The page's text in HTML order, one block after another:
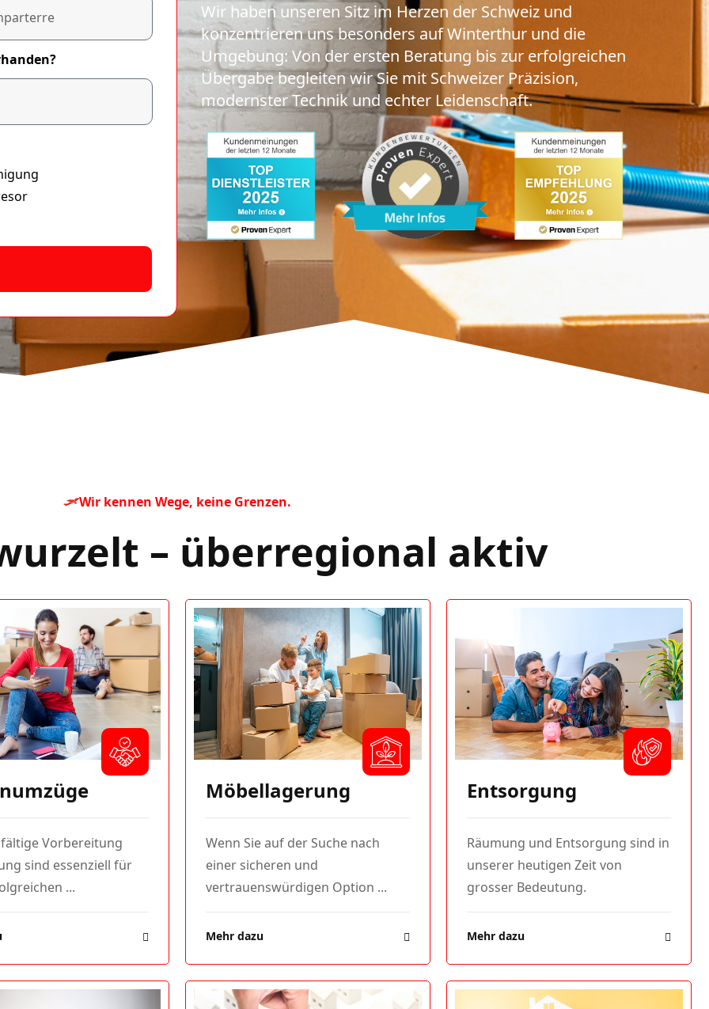
Wir haben unseren Sitz im Herzen der Schweiz und
konzentrieren uns besonders auf Winterthur und die
Umgebung: Von der ersten Beratung bis zur erfolgreichen
Übergabe begleiten wir Sie mit Schweizer Präzision,
modernster Technik und echter Leidenschaft.
Wir kennen Wege, keine Grenzen.
– überregional aktiv
Vorbereitung
sind essenziell für
...
Möbellagerung
Wenn Sie auf der Suche nach
einer sicheren und
vertrauenswürdigen Option ...
Mehr dazu
Entsorgung
Räumung und Entsorgung sind in
unserer heutigen Zeit von
grosser Bedeutung.
Mehr dazu